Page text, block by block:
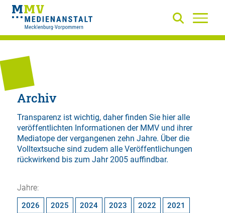
Archiv
Transparenz ist wichtig, daher finden Sie hier alle
veröffentlichten Informationen der MMV und ihrer
Mediatope der vergangenen zehn Jahre. Über die
Volltextsuchesind zudem alle Veröffentlichungen
rückwirkend bis zum Jahr 2005 auffindbar.
Jahre:
2026 2025 2024 2023 2022 2021